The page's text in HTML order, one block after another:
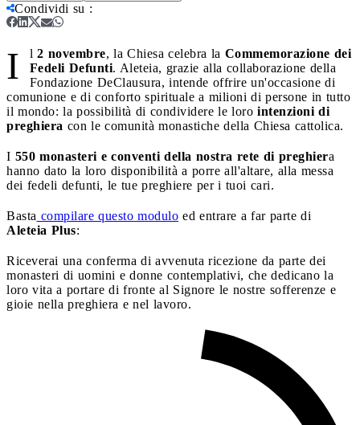
Condividi su :
I l 2 novembre, la Chiesa celebra la Commemorazione dei
Fedeli Defunti. Aleteia, grazie alla collaborazione della
Fondazione DeClausura, intende offrire un'occasione di
comunione e di conforto spirituale a milioni di persone in tutto
il mondo: la possibilità di condividere le loro intenzioni di
preghiera con le comunità monastiche della Chiesa cattolica.
I 550 monasteri e conventi della nostra rete di preghiera
hanno dato la loro disponibilità a porre all'altare, alla messa
dei fedeli defunti, le tue preghiere per i tuoi cari.
Basta compilare questo modulo ed entrare a far parte di
Aleteia Plus:
Riceverai una conferma di avvenuta ricezione da parte dei
monasteri di uomini e donne contemplativi, che dedicano la
loro vita a portare di fronte al Signore le nostre sofferenze e
gioie nella preghiera e nel lavoro.